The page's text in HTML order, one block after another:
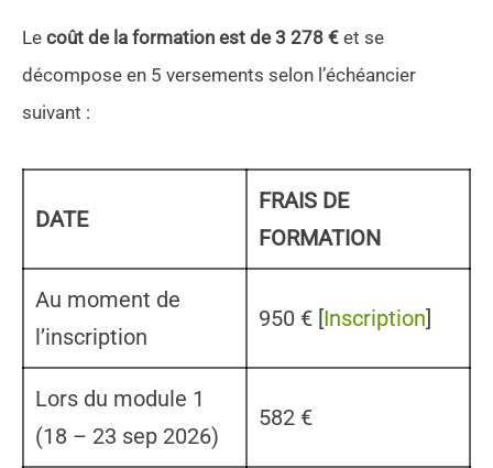
Le coût de la formation est de 3 278 € et se
décompose en 5 versements selon l’échéancier
suivant :
DATE
FRAIS DE
FORMATION
Au moment de
l’inscription
950 € [Inscription]
Lors du module 1
(18 – 23 sep 2026)
582 €